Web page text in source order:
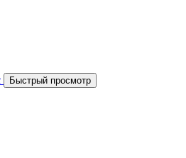
Быстрый просмотр